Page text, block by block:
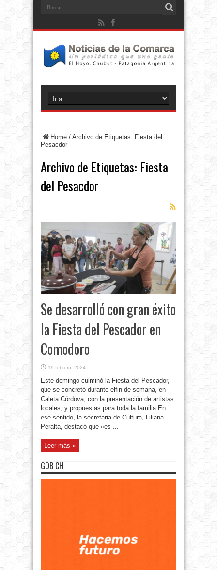
Home / Archivo de Etiquetas: Fiesta del
Pesacdor
Archivo de Etiquetas: Fiesta
del Pesacdor
Se desarrolló con gran éxito
la Fiesta del Pescador en
Comodoro
19 febrero, 2024
Este domingo culminó la Fiesta del Pescador,
que se concretó durante elfin de semana, en
Caleta Córdova, con la presentación de artistas
locales, y propuestas para toda la familia.En
ese sentido, la secretaria de Cultura, Liliana
Peralta, destacó que «es ...
Leer más »
GOB CH